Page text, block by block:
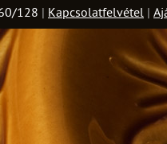
128 Kapcsolatfelvétel